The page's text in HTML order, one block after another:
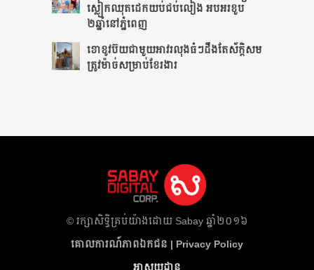
ស្លៀកឈុតដេកយប់ជប់លៀង អបអរខួប
២ឆ្នាំនៅភ្នំពេញ
ខោខូវប៊យជាមួយអាវរលុងធំៗដឹងតែ​ស័ក្ដិសម​
ត្រូវម៉ាច់សម្រាប់ខែរងារ
​© រក្សា​សិទ្ធិ​គ្រប់​យ៉ាង​ដោយ​ Sabay ឆ្នាំ​២០១៦
គោលការណ៍​ភាព​ឯកជន | Privacy Policy
អាសយដ្ឋាន